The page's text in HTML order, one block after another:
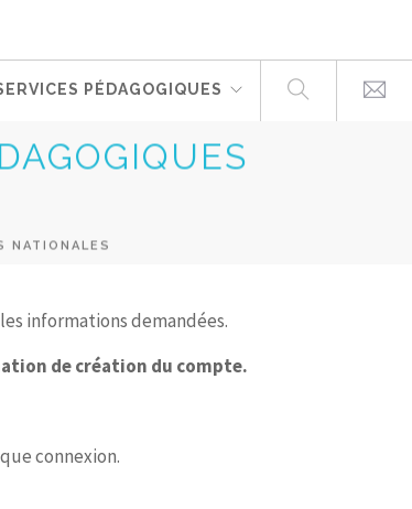
PÉDAGOGIQUES
NATIONALES
informations demandées.
de création du compte.
connexion.